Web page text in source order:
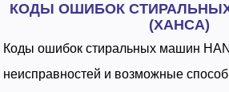
РЕМОНТ
ЕКАТЕРИНБУРГЕ
РЕМОНТ
ЕКАТЕРИНБУРГЕ
КОДЫ ОШИБОК
(ХАНСА)
Коды ошибок стиральных машин
неисправностей и возможные